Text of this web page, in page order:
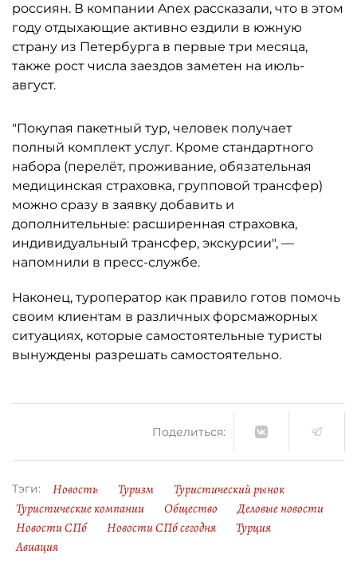
россиян. В компании Anex рассказали, что в этом
году отдыхающие активно ездили в южную
страну из Петербурга в первые три месяца,
также рост числа заездов заметен на июль-
август.
"Покупая пакетный тур, человек получает
полный комплект услуг. Кроме стандартного
набора (перелёт, проживание, обязательная
медицинская страховка, групповой трансфер)
можно сразу в заявку добавить и
дополнительные: расширенная страховка,
индивидуальный трансфер, экскурсии", —
напомнили в пресс-службе.
Наконец, туроператор как правило готов помочь
своим клиентам в различных форсмажорных
ситуациях, которые самостоятельные туристы
вынуждены разрешать самостоятельно.
Поделиться:
Тэги: Новость Туризм
Туристический рынок
Туристические компании
Общество
Деловые новости
Новости СПб
Новости СПб сегодня
Турция
Авиация